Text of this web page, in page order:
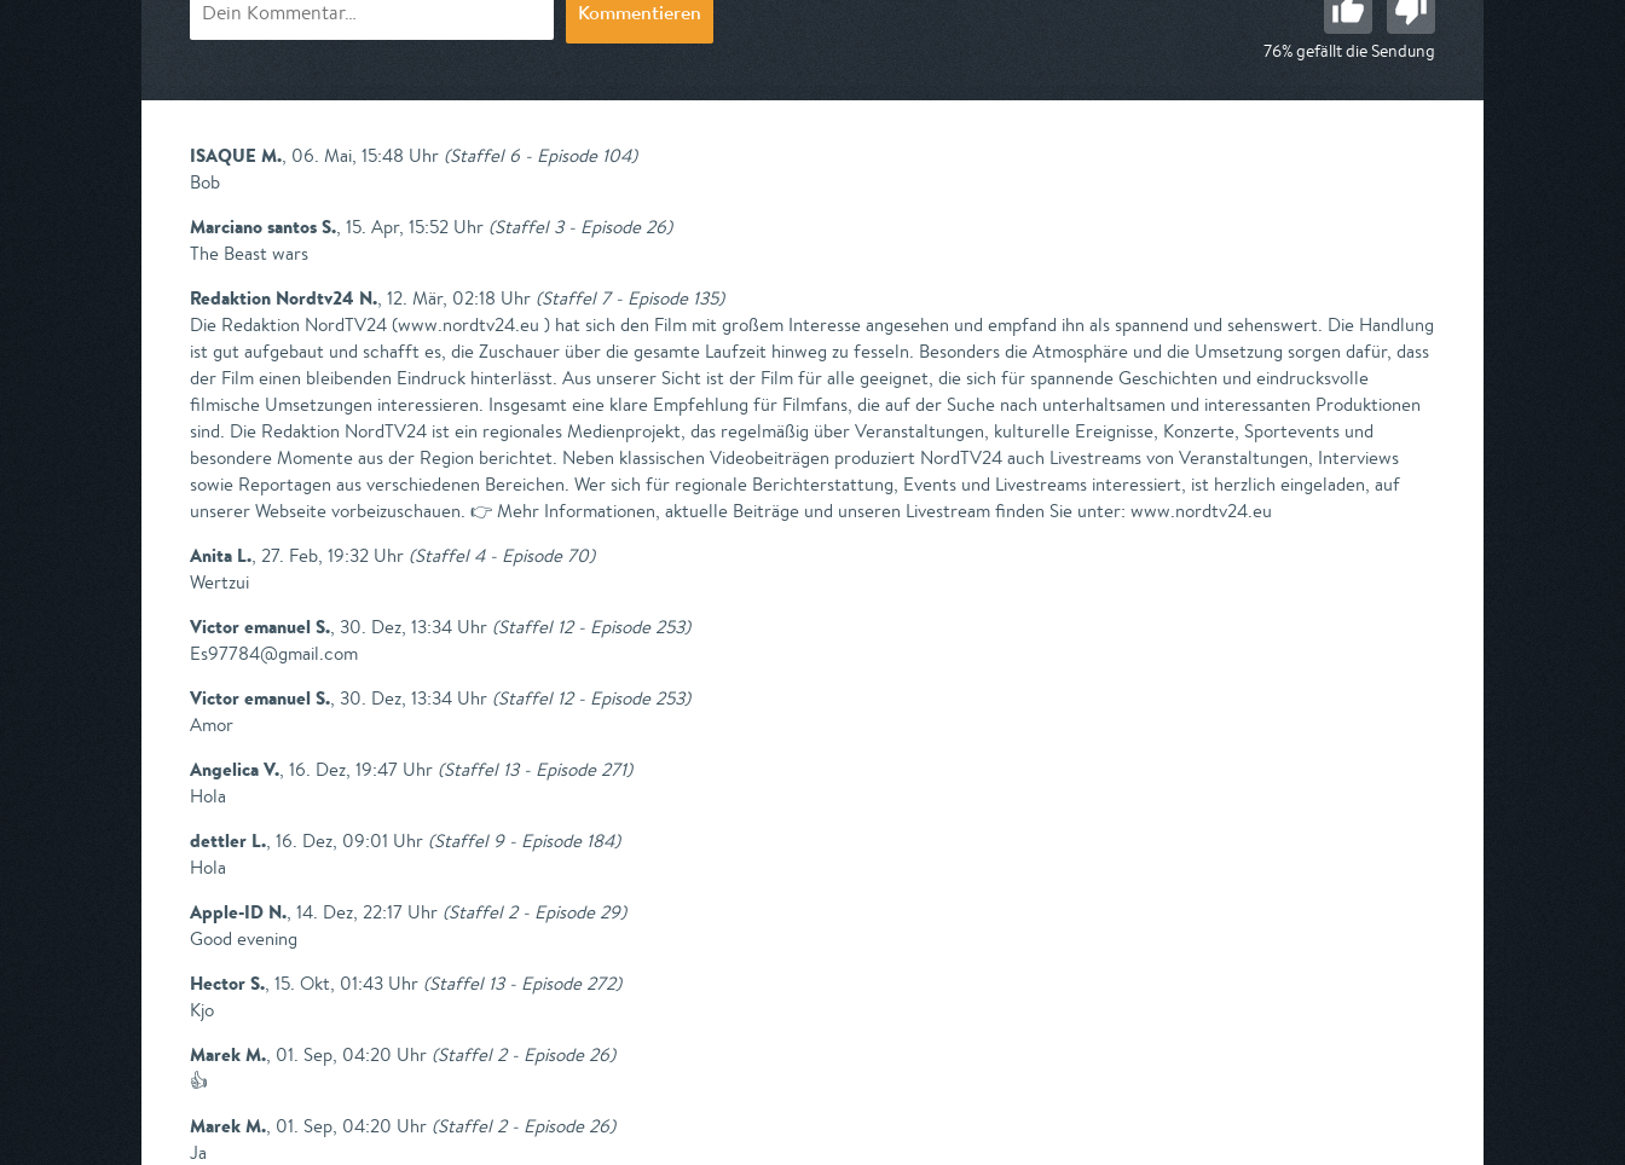
Kommentieren
76% gefällt die Sendung
ISAQUE M., 06. Mai, 15:48 Uhr (Staffel 6 - Episode 104)
Bob
Marciano santos S., 15. Apr, 15:52 Uhr (Staffel 3 - Episode 26)
The Beast wars
Redaktion Nordtv24 N., 12. Mär, 02:18 Uhr (Staffel 7 - Episode 135)
Die Redaktion NordTV24 (www.nordtv24.eu ) hat sich den Film mit großem Interesse angesehen und empfand ihn als spannend und sehenswert. Die Handlung
ist gut aufgebaut und schafft es, die Zuschauer über die gesamte Laufzeit hinweg zu fesseln. Besonders die Atmosphäre und die Umsetzung sorgen dafür, dass
der Film einen bleibenden Eindruck hinterlässt. Aus unserer Sicht ist der Film für alle geeignet, die sich für spannende Geschichten und eindrucksvolle
filmische Umsetzungen interessieren. Insgesamt eine klare Empfehlung für Filmfans, die auf der Suche nach unterhaltsamen und interessanten Produktionen
sind. Die Redaktion NordTV24 ist ein regionales Medienprojekt, das regelmäßig über Veranstaltungen, kulturelle Ereignisse, Konzerte, Sportevents und
besondere Momente aus der Region berichtet. Neben klassischen Videobeiträgen produziert NordTV24 auch Livestreams von Veranstaltungen, Interviews
sowie Reportagen aus verschiedenen Bereichen. Wer sich für regionale Berichterstattung, Events und Livestreams interessiert, ist herzlich eingeladen, auf
unserer Webseite vorbeizuschauen. 👉 Mehr Informationen, aktuelle Beiträge und unseren Livestream finden Sie unter: www.nordtv24.eu
Anita L., 27. Feb, 19:32 Uhr (Staffel 4 - Episode 70)
Wertzui
Victor emanuel S., 30. Dez, 13:34 Uhr (Staffel 12 - Episode 253)
Es97784@gmail.com
Victor emanuel S., 30. Dez, 13:34 Uhr (Staffel 12 - Episode 253)
Amor
Angelica V., 16. Dez, 19:47 Uhr (Staffel 13 - Episode 271)
Hola
dettler L., 16. Dez, 09:01 Uhr (Staffel 9 - Episode 184)
Hola
Apple-ID N., 14. Dez, 22:17 Uhr (Staffel 2 - Episode 29)
Good evening
Hector S., 15. Okt, 01:43 Uhr (Staffel 13 - Episode 272)
Kjo
Marek M., 01. Sep, 04:20 Uhr (Staffel 2 - Episode 26)
👍
Marek M., 01. Sep, 04:20 Uhr (Staffel 2 - Episode 26)
Ja